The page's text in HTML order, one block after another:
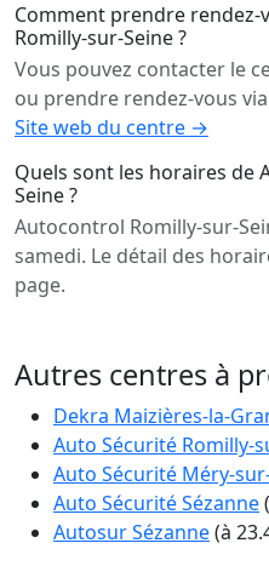
Comment prendre
Romilly-sur-Seine ?
Vous pouvez contacter le
ou prendre rendez-vous
Site web du centre →
Quels sont les horaires de
Seine ?
Autocontrol Romilly-sur-
samedi. Le détail des
page.
Autres centres à
Dekra Maizières-la-
Auto Sécurité Romilly-
Auto Sécurité Méry-
Auto Sécurité Sézanne
Autosur Sézanne(à